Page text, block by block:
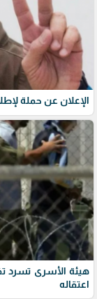
الإعلان عن حملة
هيئة الأسرى تسرد
اعتقاله